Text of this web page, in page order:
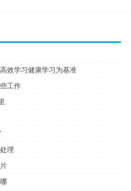
效学习健康学习为基准
工作
理